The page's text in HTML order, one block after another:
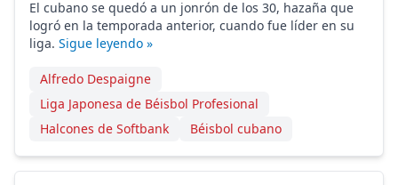
El cubano se quedó a un jonrón de los 30, hazaña que
logró en la temporada anterior, cuando fue líder en su
liga. Sigue leyendo »
Alfredo Despaigne
Liga Japonesa de Béisbol Profesional
Halcones de Softbank
Béisbol cubano